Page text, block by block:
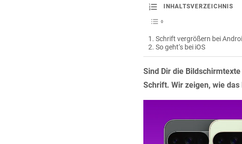
INHALTSVERZEICHNIS
Schrift vergrößern bei
So geht‘s bei iOS
Sind Dir die
Schrift. Wir zeigen, wie